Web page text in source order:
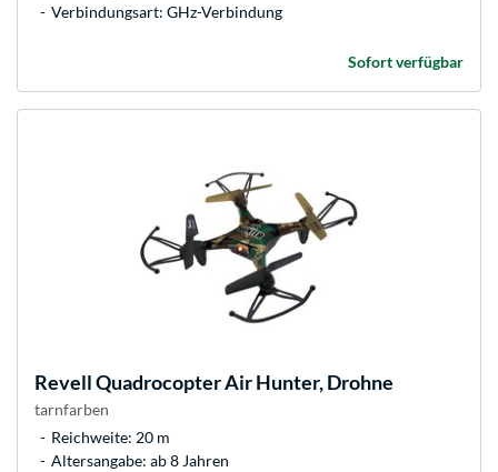
Verbindungsart: GHz-Verbindung
Sofort verfügbar
RevellQuadrocopter Air Hunter, Drohne
tarnfarben
Reichweite: 20 m
Altersangabe: ab 8 Jahren